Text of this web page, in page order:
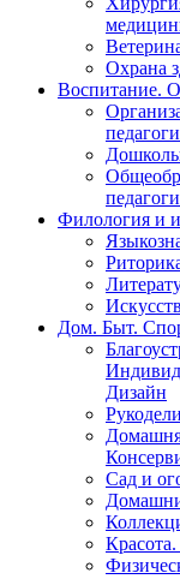
Охрана
Воспитание.
Филология и
Дом. Быт.
Дизайн
Сад и